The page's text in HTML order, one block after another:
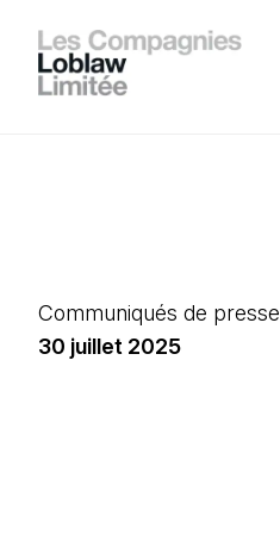
Communiqués de presse
30 juillet 2025